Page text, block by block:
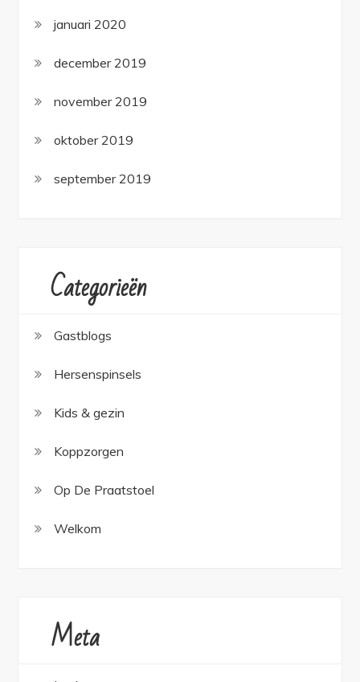
januari 2020
december 2019
november 2019
oktober 2019
september 2019
Categorieën
Gastblogs
Hersenspinsels
Kids & gezin
Koppzorgen
Op De Praatstoel
Welkom
Meta